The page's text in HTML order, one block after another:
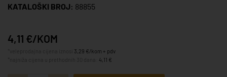
KATALOŠKI BROJ: 88855
4,11 €/KOM
3,29 €/kom + pdv
4,11 €